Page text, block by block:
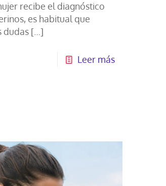
recibe el diagnóstico
es habitual que
dudas […]
Leer más